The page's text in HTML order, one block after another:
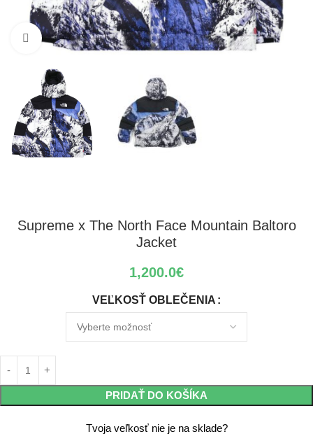
Klikni pre zväčšenie
Supreme x The North Face Mountain Baltoro
Jacket
1,200.0€
VEĽKOSŤ OBLEČENIA
PRIDAŤ DO KOŠÍKA
Tvoja veľkosť nie je na sklade?